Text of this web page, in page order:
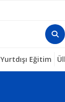
Yurtdışı Eğitim